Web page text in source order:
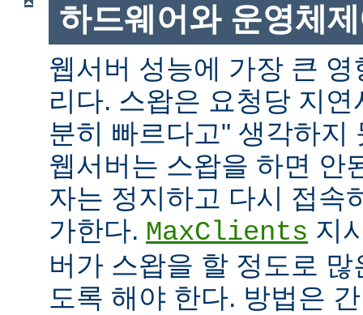
하드웨어와 운영체
웹서버 성능에 가장 큰
리다. 스왑은 요청당 지
분히 빠르다고" 생각하지
웹서버는 스왑을 하면 안
자는 정지하고 다시 접속
가한다. MaxClients 지
버가 스왑을 할 정도로
도록 해야 한다. 방법은